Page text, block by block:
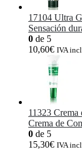
17104 Ultra
Sensación
0 de 5
10,60€ IVA
11323
Crema de
0 de 5
15,30€ IVA